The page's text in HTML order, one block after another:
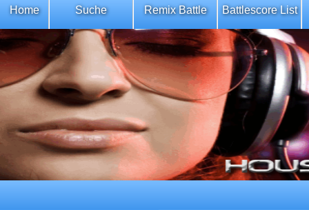
Home Suche Remix Battle Battlescore List